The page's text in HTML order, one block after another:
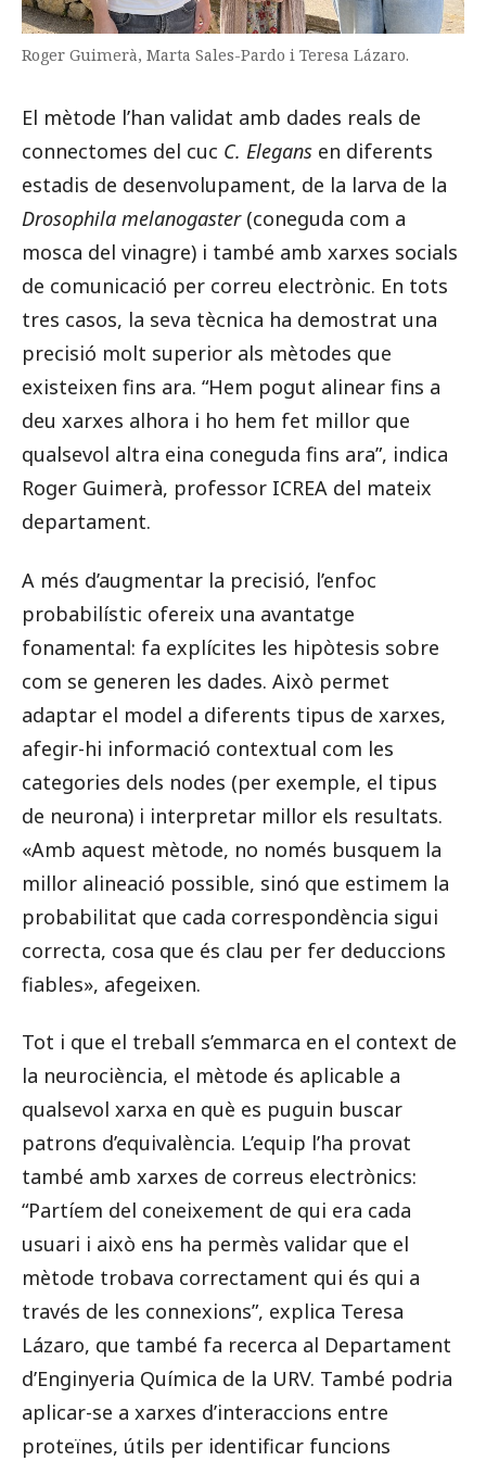
Roger Guimerà, Marta Sales-Pardo i Teresa Lázaro.
El mètode l’han validat amb dades reals de
connectomes del cuc C. Elegans en diferents
estadis de desenvolupament, de la larva de la
Drosophila melanogaster(coneguda com a
mosca del vinagre) i també amb xarxes socials
de comunicació per correu electrònic. En tots
tres casos, la seva tècnica ha demostrat una
precisió molt superior als mètodes que
existeixen fins ara. “Hem pogut alinear fins a
deu xarxes alhora i ho hem fet millor que
qualsevol altra eina coneguda fins ara”, indica
Roger Guimerà, professor ICREA del mateix
departament.
A més d’augmentar la precisió, l’enfoc
probabilístic ofereix una avantatge
fonamental: fa explícites les hipòtesis sobre
com se generen les dades. Això permet
adaptar el model a diferents tipus de xarxes,
afegir-hi informació contextual com les
categories dels nodes (per exemple, el tipus
de neurona) i interpretar millor els resultats.
«Amb aquest mètode, no només busquem la
millor alineació possible, sinó que estimem la
probabilitat que cada correspondència sigui
correcta, cosa que és clau per fer deduccions
fiables», afegeixen.
Tot i que el treball s’emmarca en el context de
la neurociència, el mètode és aplicable a
qualsevol xarxa en què es puguin buscar
patrons d’equivalència. L’equip l’ha provat
també amb xarxes de correus electrònics:
“Partíem del coneixement de qui era cada
usuari i això ens ha permès validar que el
mètode trobava correctament qui és qui a
través de les connexions”, explica Teresa
Lázaro, que també fa recerca al Departament
d’Enginyeria Química de la URV. També podria
aplicar-se a xarxes d’interaccions entre
proteïnes, útils per identificar funcions